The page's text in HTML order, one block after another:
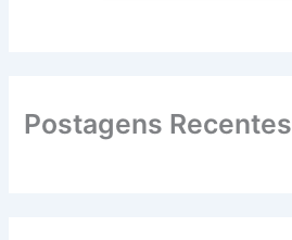
Postagens Recentes